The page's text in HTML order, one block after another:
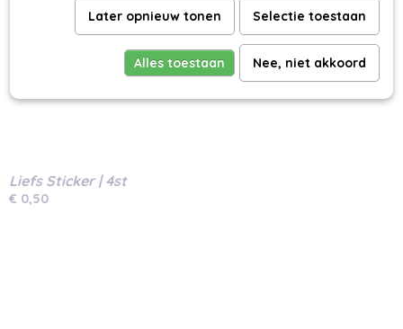
Liefs Sticker | 4st
€ 0,50
Later opnieuw tonen Selectie toestaan
Alles toestaan Nee, niet akkoord